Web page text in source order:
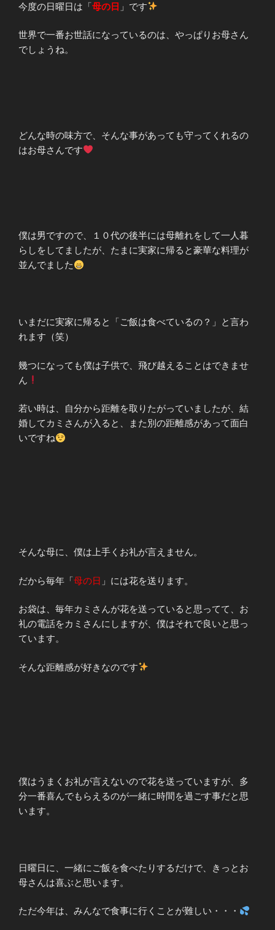
今度の日曜日は「母の日 」です
世界で一番お世話になっているのは、やっぱりお母さん
でしょうね。
どんな時の味方で、そんな事があっても守ってくれるの
はお母さんです
僕は男ですので、１０代の後半には母離れをして一人暮
らしをしてましたが、たまに実家に帰ると豪華な料理が
並んでました
いまだに実家に帰ると「ご飯は食べているの？」と言わ
れます（笑）
幾つになっても僕は子供で、飛び越えることはできませ
ん
若い時は、自分から距離を取りたがっていましたが、結
婚してカミさんが入ると、また別の距離感があって面白
いですね
そんな母に、僕は上手くお礼が言えません。
だから毎年「母の日 」には花を送ります。
お袋は、毎年カミさんが花を送っていると思ってて、お
礼の電話をカミさんにしますが、僕はそれで良いと思っ
ています。
そんな距離感が好きなのです
僕はうまくお礼が言えないので花を送っていますが、多
分一番喜んでもらえるのが一緒に時間を過ごす事だと思
います。
日曜日に、一緒にご飯を食べたりするだけで、きっとお
母さんは喜ぶと思います。
ただ今年は、みんなで食事に行くことが難しい・・・